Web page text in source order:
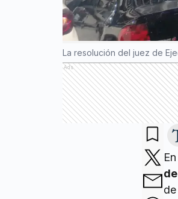
La resolución del juez de
Ads